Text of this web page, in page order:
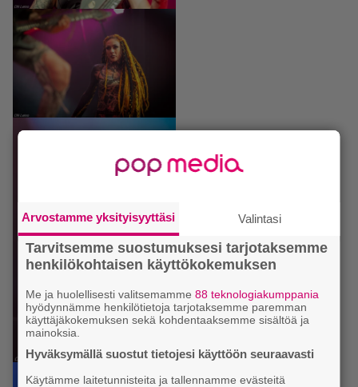
Arvostamme yksityisyyttäsi Valintasi
Tarvitsemme suostumuksesi tarjotaksemme
henkilökohtaisen käyttökokemuksen
Me ja huolellisesti valitsemamme88 teknologiakumppania
hyödynnämme henkilötietoja tarjotaksemme paremman
käyttäjäkokemuksen sekä kohdentaaksemme sisältöä ja
mainoksia.
Hyväksymällä suostut tietojesi käyttöön seuraavasti
Käytämme laitetunnisteita ja tallennamme evästeitä